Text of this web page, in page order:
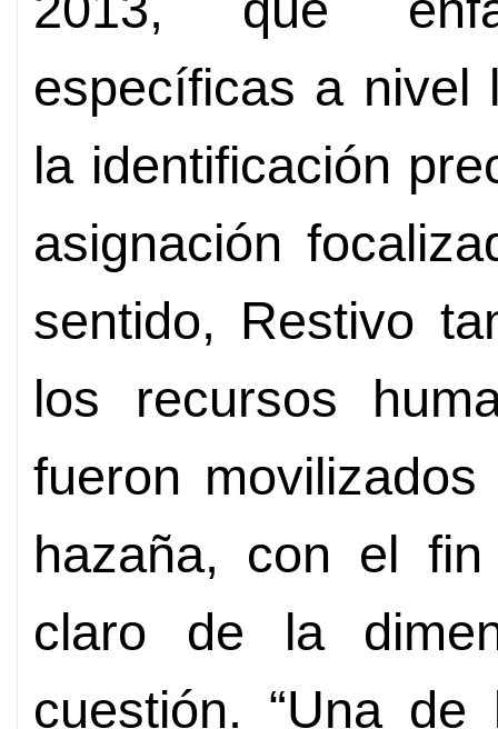
específicas a nivel
la identificación
asignación
sentido, Restivo
los recursos
fueron
hazaña, con el
claro de la
cuestión. “Una